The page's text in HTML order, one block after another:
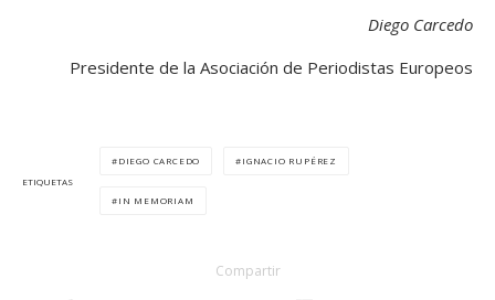
Diego Carcedo
Presidente de la Asociación de Periodistas Europeos
ETIQUETAS
DIEGO CARCEDO IGNACIO RUPÉREZ
IN MEMORIAM
Compartir